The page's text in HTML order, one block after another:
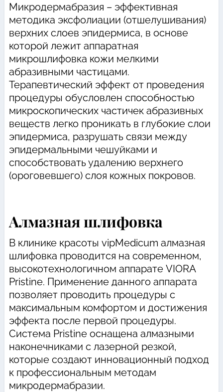
Микродермабразия – эффективная
методика эксфолиации (отшелушивания)
верхних слоев эпидермиса, в основе
которой лежит аппаратная
микрошлифовка кожи мелкими
абразивными частицами.
Терапевтический эффект от проведения
процедуры обусловлен способностью
микроскопических частичек абразивных
веществ легко проникать в глубокие слои
эпидермиса, разрушать связи между
эпидермальными чешуйками и
способствовать удалению верхнего
(ороговевшего) слоя кожных покровов.
Алмазная шлифовка
В клинике красоты vipMedicum алмазная
шлифовка проводится на современном,
высокотехнологичном аппарате VIORA
Pristine. Применение данного аппарата
позволяет проводить процедуры с
максимальным комфортом и достижения
эффекта после первой процедуры.
Система Pristine оснащена алмазными
наконечниками с лазерной резкой,
которые создают инновационный подход
к профессиональным методам
микродермабразии.